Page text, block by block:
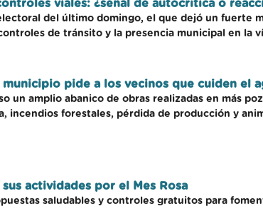
viales: ¿señal de autocrítica o
del último domingo, el que dejó un fuerte
de tránsito y la presencia municipal en la
municipio pide a los vecinos que cuiden el
un amplio abanico de obras realizadas en más
incendios forestales, pérdida de producción y
sus actividades por el Mes Rosa
saludables y controles gratuitos para